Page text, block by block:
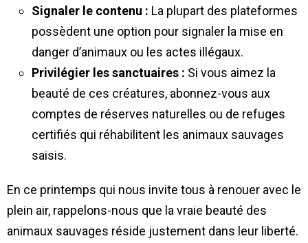
Signaler le contenu : La plupart des plateformes
possèdent une option pour signaler la mise en
danger d’animaux ou les actes illégaux.
Privilégier les sanctuaires : Si vous aimez la
beauté de ces créatures, abonnez-vous aux
comptes de réserves naturelles ou de refuges
certifiés qui réhabilitent les animaux sauvages
saisis.
En ce printemps qui nous invite tous à renouer avec le
plein air, rappelons-nous que la vraie beauté des
animaux sauvages réside justement dans leur liberté.